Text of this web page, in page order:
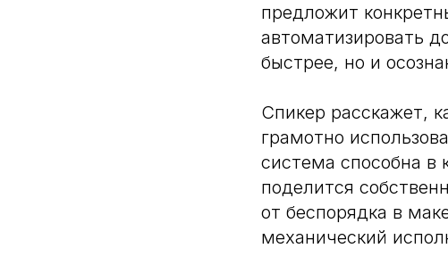
предложит
автоматизировать
быстрее, но и
Спикер расскажет,
грамотно
система способна в
поделится
от беспорядка в
механический